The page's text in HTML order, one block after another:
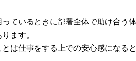
ているときに部署全体で助け合う体
ます。
は仕事をする上での安心感になると